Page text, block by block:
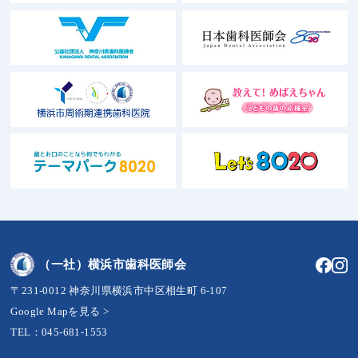
（一社）横浜市歯科医師会
〒231-0012 神奈川県横浜市中区相生町 6-107
Google Mapを見る >
TEL：045-681-1553